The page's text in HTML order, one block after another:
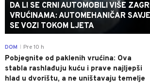
DA LI SE CRNI AUTOMOBILI VIŠE
VRUĆINAMA: AUTOMEHANIČAR
SE VOZI TOKOM LJETA
DOM Pre 10 h
Pobjegnite od paklenih vrućina: Ova
stabla rashlađuju kuću i prave najljepši
hlad u dvorištu, a ne uništavaju temelje